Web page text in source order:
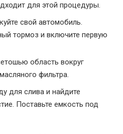
для этой процедуры.
свой автомобиль.
тормоз и включите первую
область вокруг
фильтра.
для слива и найдите
Поставьте емкость под